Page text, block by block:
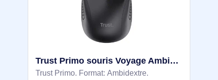
Trust Primo souris Voyage Ambidextre Bluetooth Optique 1600 DPI - 24966
Trust Primo. Format: Ambidextre.